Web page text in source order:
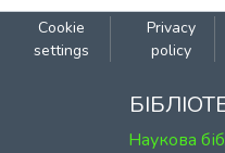
Cookie
settings
Privacy
policy
Наукова